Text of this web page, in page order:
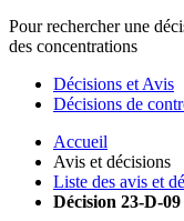
Pour rechercher une
des concentrations
Décisions et Avis
Décisions de
Accueil
Avis et décisions
Liste des avis et
Décision 23-D-